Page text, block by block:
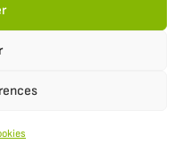
confidentialité